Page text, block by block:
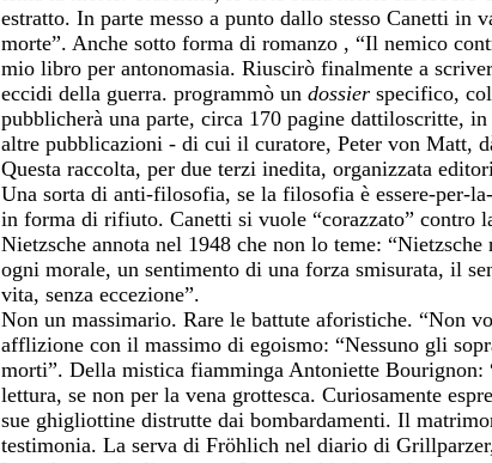
estratto. In parte messo a punto dallo stesso Canetti
morte”. Anche sotto forma di romanzo , “Il nemico
mio libro per antonomasia. Riuscirò finalmente a
eccidi della guerra. programmò undossier specifico,
pubblicherà una parte, circa 170 pagine dattiloscritte,
altre pubblicazioni - di cui il curatore, Peter von Matt,
Questa raccolta, per due terzi inedita, organizzata
Una sorta di anti-filosofia, se la filosofia è essere-per-
in forma di rifiuto. Canetti si vuole “corazzato” contro
Nietzsche annota nel 1948 che non lo teme:
ogni morale, un sentimento di una forza smisurata, il
vita, senza eccezione”.
Non un massimario. Rare le battute aforistiche. “Non
afflizione con il massimo di egoismo: “Nessuno gli
morti”. Della mistica fiamminga Antoniette
lettura, se non per la vena grottesca. Curiosamente
sue ghigliottine distrutte dai bombardamenti. Il
testimonia. La serva di Fröhlich nel diario di